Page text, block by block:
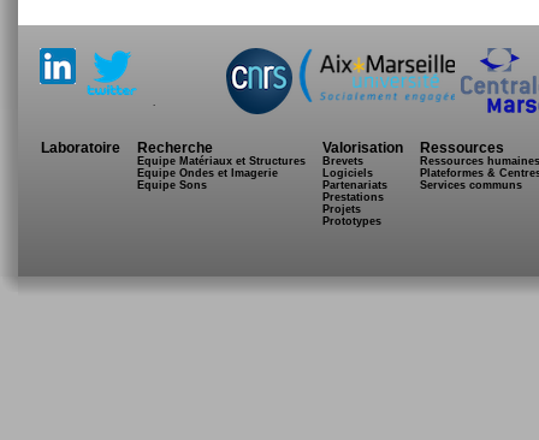
.
Laboratoire Recherche
Equipe Matériaux et Structures
Equipe Ondes et Imagerie
Equipe Sons
Valorisation
Brevets
Logiciels
Partenariats
Prestations
Projets
Prototypes
Ressources
Ressources humaines
Plateformes &
Services communs